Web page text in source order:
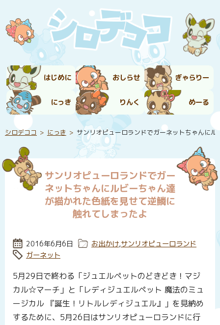
はじめに おしらせ ぎゃらりー
にっき りんく めーる
シロデココ にっき サンリオピューロランドでガーネットちゃんに
サンリオピューロランドでガー
ネットちゃんにルビーちゃん達
が描かれた色紙を見せて逆鱗に
触れてしまったよ
投稿日:
2016年6月6日 カテゴリー:
お出かけ,サンリオピューロランド
タグ:
ガーネット
5月29日で終わる「ジュエルペットのどきどき！マジ
カル☆マーチ」と「レディジュエルペット 魔法のミュ
ージカル 『誕生！リトルレディジュエル』」を見納め
するために、5月26日はサンリオピューロランドに行